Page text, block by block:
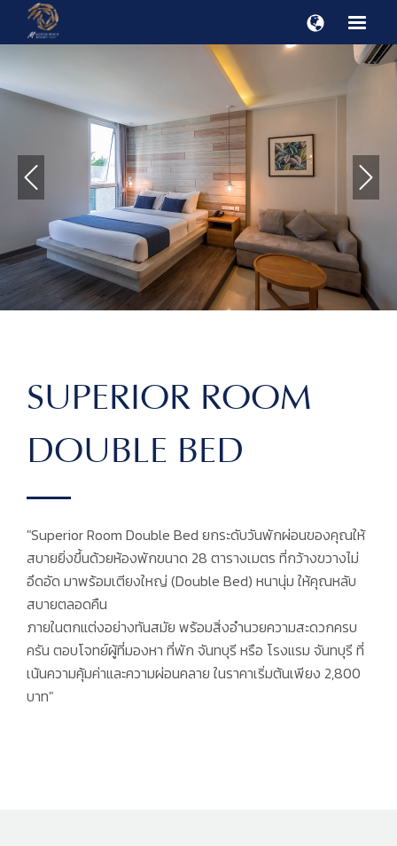
SUPERIOR ROOM
DOUBLE BED
"Superior Room Double Bed ยกระดับวันพักผ่อนของคุณให้
สบายยิ่งขึ้นด้วยห้องพักขนาด 28 ตารางเมตร ที่กว้างขวางไม่
อึดอัด มาพร้อมเตียงใหญ่ (Double Bed) หนานุ่ม ให้คุณหลับ
สบายตลอดคืน
ภายในตกแต่งอย่างทันสมัย พร้อมสิ่งอำนวยความสะดวกครบ
ครัน ตอบโจทย์ผู้ที่มองหา ที่พัก จันทบุรี หรือ โรงแรม จันทบุรี ที่
เน้นความคุ้มค่าและความผ่อนคลาย ในราคาเริ่มต้นเพียง 2,800
บาท"